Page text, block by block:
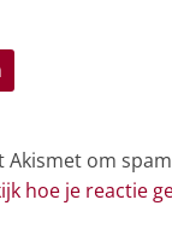
Akismet om
hoe je reactie